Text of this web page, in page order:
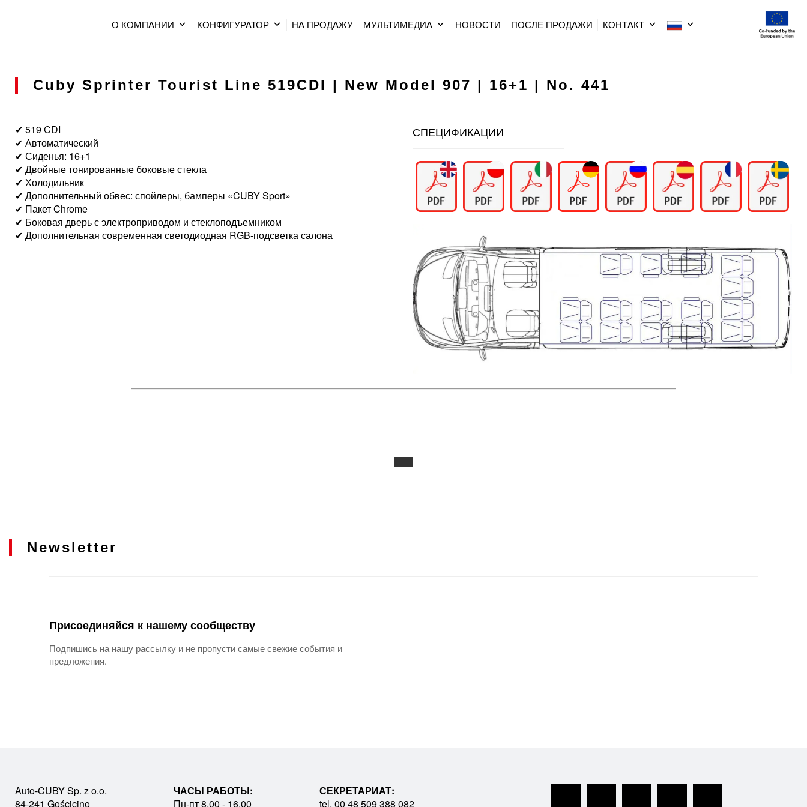
О КОМПАНИИ КОНФИГУРАТОР НА ПРОДАЖУ МУЛЬТИМЕДИА HОВОСТИ ПОСЛЕ ПРОДАЖИ КОНТАКТ
Cuby Sprinter Tourist Line 519CDI | New Model 907 | 16+1 | No. 441
✔ 519 CDI
✔ Автоматический
✔ Сиденья: 16+1
✔ Двойные тонированные боковые стекла
✔ Холодильник
✔ Дополнительный обвес: спойлеры, бамперы «CUBY Sport»
✔ Пакет Chrome
✔ Боковая дверь с электроприводом и стеклоподъемником
✔ Дополнительная современная светодиодная RGB-подсветка салона
СПЕЦИФИКАЦИИ
Newsletter
Присоединяйся к нашему сообществу
Подпишись на нашу рассылку и не пропусти самые свежие события и
предложения.
Auto-CUBY Sp. z o.o.
84-241 Gościcino
ЧАСЫ РАБОТЫ:
Пн-пт 8.00 - 16.00
СЕКРЕТАРИАТ:
tel. 00 48 509 388 082